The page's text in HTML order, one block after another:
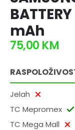
mAh
75,00 KM
Jelah
TC Mepromex
TC Mega Mall